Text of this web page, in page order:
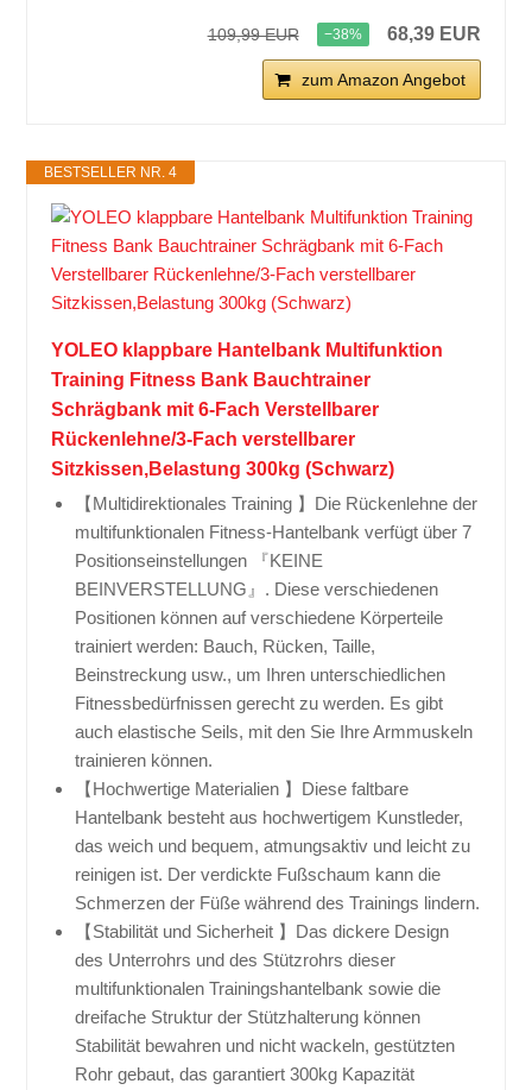
109,99 EUR −38% 68,39 EUR
zum Amazon Angebot
BESTSELLER NR. 4
YOLEO klappbare Hantelbank Multifunktion
Training Fitness Bank Bauchtrainer
Schrägbank mit 6-Fach Verstellbarer
Rückenlehne/3-Fach verstellbarer
Sitzkissen,Belastung 300kg (Schwarz)
【Multidirektionales Training 】Die Rückenlehne der
multifunktionalen Fitness-Hantelbank verfügt über 7
Positionseinstellungen 『KEINE
BEINVERSTELLUNG』. Diese verschiedenen
Positionen können auf verschiedene Körperteile
trainiert werden: Bauch, Rücken, Taille,
Beinstreckung usw., um Ihren unterschiedlichen
Fitnessbedürfnissen gerecht zu werden. Es gibt
auch elastische Seils, mit den Sie Ihre Armmuskeln
trainieren können.
【Hochwertige Materialien 】Diese faltbare
Hantelbank besteht aus hochwertigem Kunstleder,
das weich und bequem, atmungsaktiv und leicht zu
reinigen ist. Der verdickte Fußschaum kann die
Schmerzen der Füße während des Trainings lindern.
【Stabilität und Sicherheit 】Das dickere Design
des Unterrohrs und des Stützrohrs dieser
multifunktionalen Trainingshantelbank sowie die
dreifache Struktur der Stützhalterung können
Stabilität bewahren und nicht wackeln, gestützten
Rohr gebaut, das garantiert 300kg Kapazität